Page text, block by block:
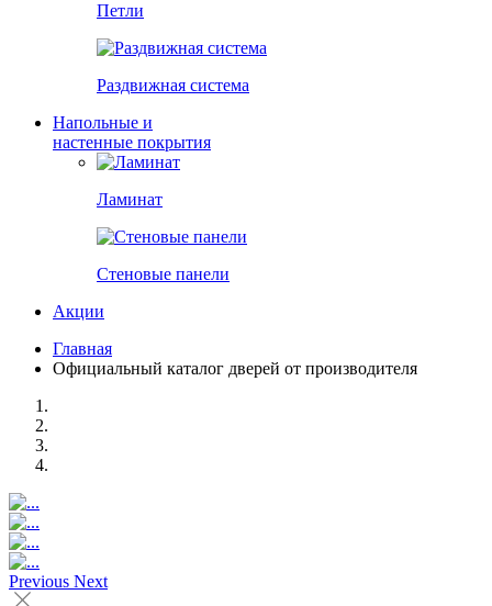
Петли
Раздвижная система
Напольные и
настенные покрытия
Ламинат
Стеновые панели
Акции
Главная
Официальный каталог дверей от производителя
Previous Next